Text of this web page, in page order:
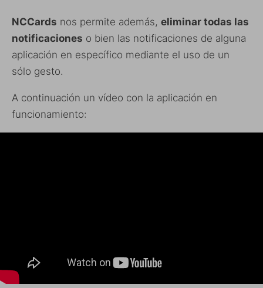
NCCards nos permite además, eliminar todas las
notificaciones o bien las notificaciones de alguna
aplicación en específico mediante el uso de un
sólo gesto.
A continuación un vídeo con la aplicación en
funcionamiento: